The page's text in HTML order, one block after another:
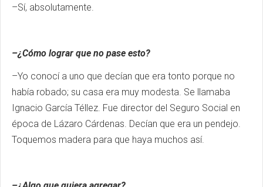
–Sí, absolutamente.
–¿Cómo lograr que no pase esto?
–Yo conocí a uno que decían que era tonto porque no
había robado; su casa era muy modesta. Se llamaba
Ignacio García Téllez. Fue director del Seguro Social en
época de Lázaro Cárdenas. Decían que era un pendejo.
Toquemos madera para que haya muchos así.